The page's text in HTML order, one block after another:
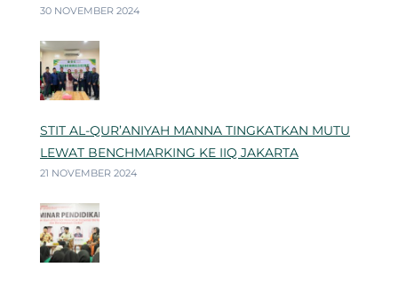
30 NOVEMBER 2024
STIT AL-QUR’ANIYAH MANNA TINGKATKAN MUTU
LEWAT BENCHMARKING KE IIQ JAKARTA
21 NOVEMBER 2024